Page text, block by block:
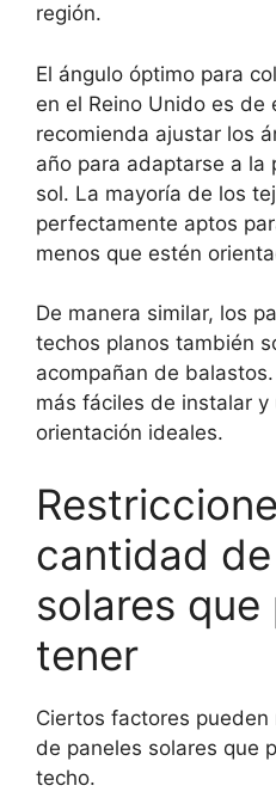
región.
El ángulo óptimo para
en el Reino Unido es de
recomienda ajustar los
año para adaptarse a la
sol. La mayoría de los
perfectamente aptos
menos que estén
De manera similar, los
techos planos también
acompañan de
más fáciles de instalar
orientación ideales.
cantidad
solares que
tener
Ciertos factores
de paneles solares que
techo.